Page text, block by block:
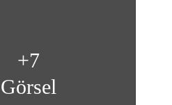
+7
Görsel